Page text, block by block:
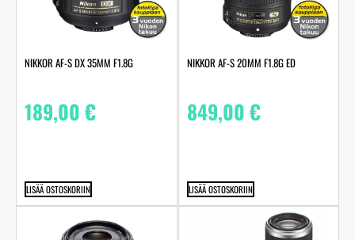
NIKKOR AF-S DX 35MM F1.8G
189,00€
LISÄÄ OSTOSKORIIN
NIKKOR AF-S 20MM F1.8G ED
849,00€
LISÄÄ OSTOSKORIIN